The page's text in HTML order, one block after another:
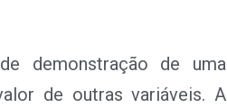
demonstração de uma
de outras variáveis. A